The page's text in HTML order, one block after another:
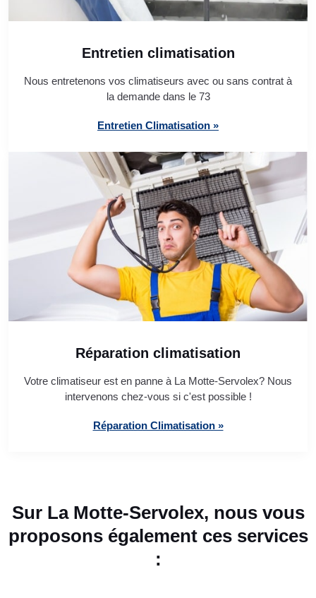
Entretien climatisation
Nous entretenons vos climatiseurs avec ou sans contrat à
la demande dans le 73
Entretien Climatisation »
Réparation climatisation
Votre climatiseur est en panne à La Motte-Servolex? Nous
intervenons chez-vous si c'est possible !
Réparation Climatisation »
Sur La Motte-Servolex, nous vous
proposons également ces services
: